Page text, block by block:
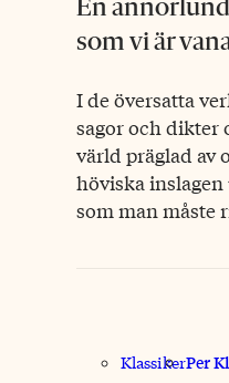
En
som vi är
I de översatta
sagor och dikter
värld präglad av
höviska
som man måste
KlassikerPer